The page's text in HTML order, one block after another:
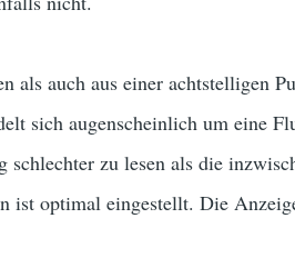
als auch aus einer achtstelligen
sich augenscheinlich um eine
schlechter zu lesen als die
ist optimal eingestellt. Die